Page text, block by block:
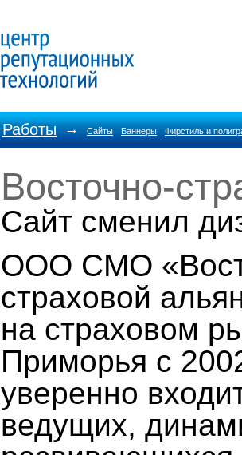
Работы → Сайты Баннеры Фирстиль и
Восточно-
Cайт сменил
ООО СМО
страховой
на страховом
Приморья с
уверенно
ведущих,